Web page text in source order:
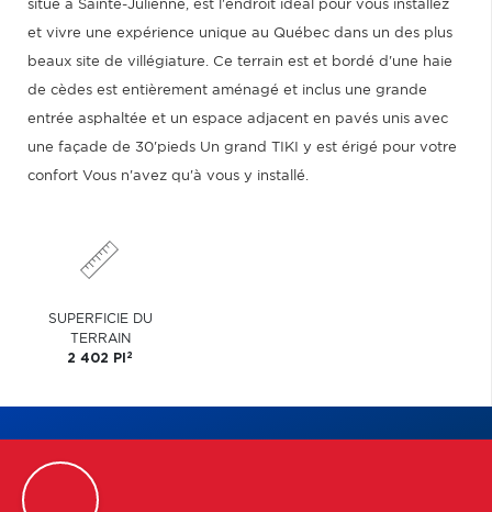
situé à Sainte-Julienne, est l'endroit idéal pour vous installez
et vivre une expérience unique au Québec dans un des plus
beaux site de villégiature. Ce terrain est et bordé d'une haie
de cèdes est entièrement aménagé et inclus une grande
entrée asphaltée et un espace adjacent en pavés unis avec
une façade de 30'pieds Un grand TIKI y est érigé pour votre
confort Vous n'avez qu'à vous y installé.
SUPERFICIE DU
TERRAIN
2 402 PI 2